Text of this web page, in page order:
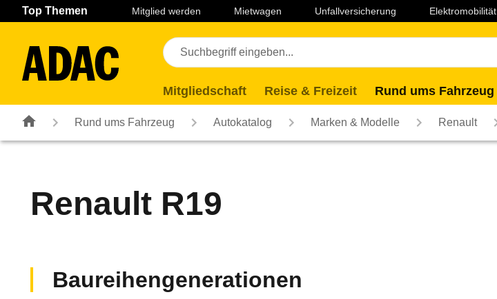
Navigation Seiteninhalt Fußzeile
Top Themen Mitglied werden Mietwagen Unfallversicherung Elektromobilität
Mitgliedschaft Reise & Freizeit Rund ums Fahrzeug
Rund ums Fahrzeug Autokatalog Marken & Modelle Renault
Renault R19
Baureihengenerationen